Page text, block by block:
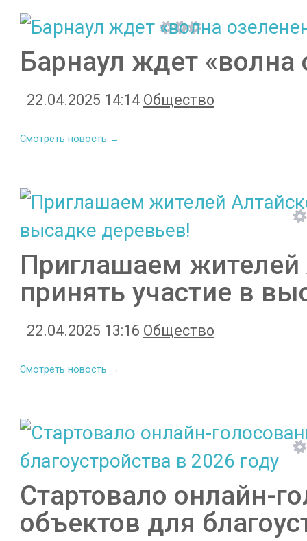
Барнаул ждет «волна
22.04.2025 14:14 Общество
Смотреть новость →
Приглашаем жителей
принять участие в
22.04.2025 13:16 Общество
Смотреть новость →
Стартовало онлайн-
объектов для